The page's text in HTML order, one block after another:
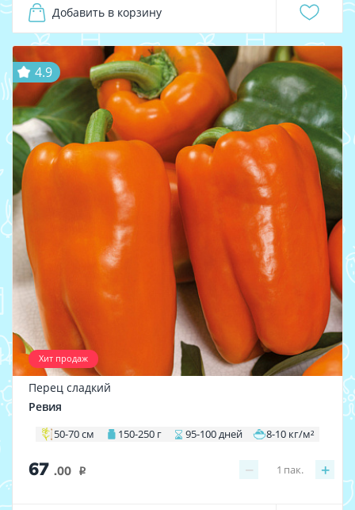
Добавить в корзину
Хит продаж
4.9
Перец сладкий
Ревия
50-70 см 150-250 г 95-100 дней 8-10 кг/м²
67 .00 i − +
1 пак.